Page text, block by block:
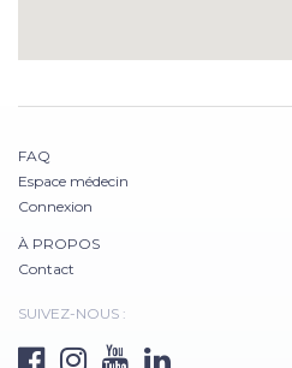
FAQ
Espace médecin
Connexion
À PROPOS
Contact
SUIVEZ-NOUS :